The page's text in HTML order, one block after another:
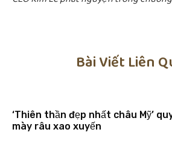
Bài Viết Liên
‘Thiên thần đẹp nhất châu Mỹ’
mày râu xao xuyến